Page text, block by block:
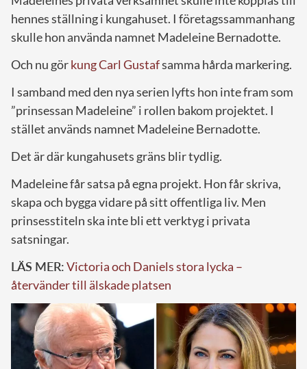
hennes ställning i kungahuset. I företagssammanhang
skulle hon använda namnet Madeleine Bernadotte.
Och nu görkung Carl Gustafsamma hårda markering.
I samband med den nya serien lyfts hon inte fram som
”prinsessan Madeleine” i rollen bakom projektet. I
stället används namnet Madeleine Bernadotte.
Det är där kungahusets gräns blir tydlig.
Madeleine får satsa på egna projekt. Hon får skriva,
skapa och bygga vidare på sitt offentliga liv. Men
prinsesstiteln ska inte bli ett verktyg i privata
satsningar.
LÄS MER:Victoria och Daniels stora lycka –
återvänder till älskade platsen